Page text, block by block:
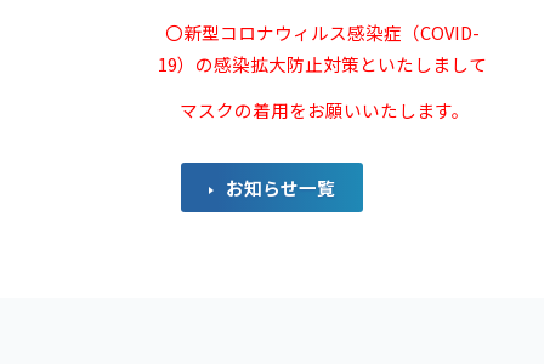
〇新型コロナウィルス感染症（COVID-
19）の感染拡大防止対策といたしまして
マスクの着用をお願いいたします。
お知らせ一覧